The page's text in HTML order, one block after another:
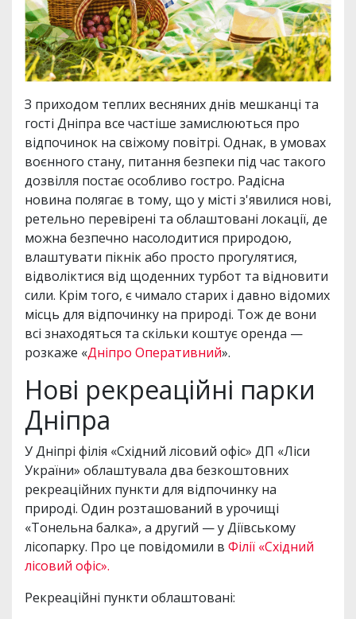
З приходом теплих весняних днів мешканці та
гості Дніпра все частіше замислюються про
відпочинок на свіжому повітрі. Однак, в умовах
воєнного стану, питання безпеки під час такого
дозвілля постає особливо гостро. Радісна
новина полягає в тому, що у місті з'явилися нові,
ретельно перевірені та облаштовані локації, де
можна безпечно насолодитися природою,
влаштувати пікнік або просто прогулятися,
відволіктися від щоденних турбот та відновити
сили. Крім того, є чимало старих і давно відомих
місць для відпочинку на природі. Тож де вони
всі знаходяться та скільки коштує оренда —
розкаже «Дніпро Оперативний».
Нові рекреаційні парки
Дніпра
У Дніпрі філія «Східний лісовий офіс» ДП «Ліси
України» облаштувала два безкоштовних
рекреаційних пункти для відпочинку на
природі. Один розташований в урочищі
«Тонельна балка», а другий — у Діївському
лісопарку. Про це повідомили в Філії «Східний
лісовий офіс».
Рекреаційні пункти облаштовані: